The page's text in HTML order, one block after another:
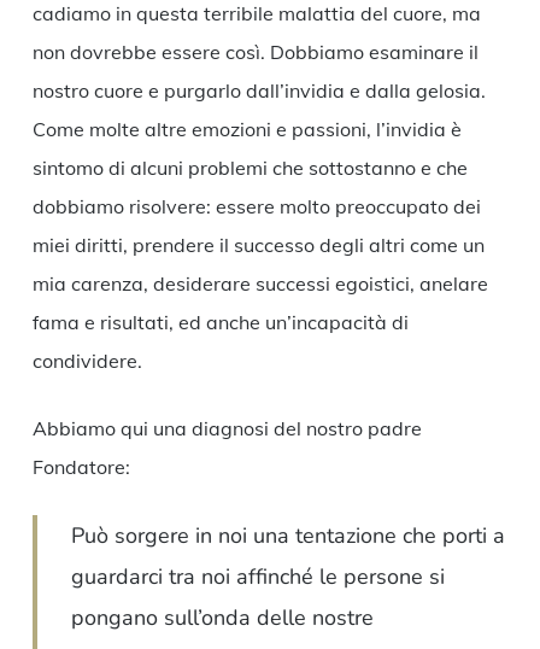
cadiamo in questa terribile malattia del cuore, ma
non dovrebbe essere così. Dobbiamo esaminare il
nostro cuore e purgarlo dall’invidia e dalla gelosia.
Come molte altre emozioni e passioni, l’invidia è
sintomo di alcuni problemi che sottostanno e che
dobbiamo risolvere: essere molto preoccupato dei
miei diritti, prendere il successo degli altri come un
mia carenza, desiderare successi egoistici, anelare
fama e risultati, ed anche un’incapacità di
condividere.
Abbiamo qui una diagnosi del nostro padre
Fondatore:
Può sorgere in noi una tentazione che porti a
guardarci tra noi affinché le persone si
pongano sull’onda delle nostre